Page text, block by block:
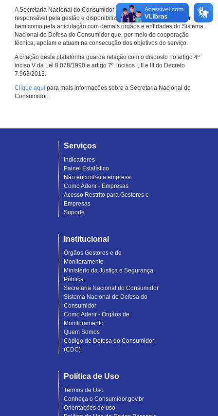
A Secretaria Nacional do Consumidor do Ministério da Justiça é a
responsável pela gestão e disponibilização doConsumidor.gov.br,
bem como pela articulação com demais órgãos e entidades do Sistema
Nacional de Defesa do Consumidor que, por meio de cooperação
técnica, apoiam e atuam na consecução dos objetivos do serviço.
A criação desta plataforma guarda relação com o disposto no artigo 4º
inciso V da Lei 8.078/1990 e artigo 7º, incisos I, II e III do Decreto
7.963/2013.
Clique aqui para mais informações sobre a Secretaria Nacional do
Consumidor.
Serviços
Indicadores
Painel Estatístico
Não encontrei a empresa
Como Aderir - Empresas
Acesso Restrito para Gestores e
Empresas
Suporte
Institucional
Órgãos Gestores e de
Monitoramento
Ministério da Justiça e Segurança
Pública
Secretaria Nacional do Consumidor
Sistema Nacional de Defesa do
Consumidor
Como Aderir - Órgãos de
Monitoramento
Quem Somos
Código de Defesa do Consumidor
(CDC)
Política de Uso
Termos de Uso
Conheça o Consumidor.gov.br
Orientações de uso